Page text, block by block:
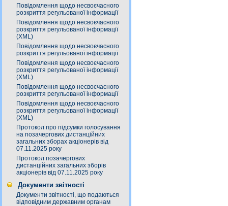
Повідомлення щодо несвоєчасного
розкриття регульованої інформації
Повідомлення щодо несвоєчасного
розкриття регульованої інформації
(XML)
Повідомлення щодо несвоєчасного
розкриття регульованої інформації
Повідомлення щодо несвоєчасного
розкриття регульованої інформації
(XML)
Повідомлення щодо несвоєчасного
розкриття регульованої інформації
Повідомлення щодо несвоєчасного
розкриття регульованої інформації
(XML)
Протокол про підсумки голосування
на позачергових дистанційних
загальних зборах акціонерів від
07.11.2025 року
Протокол позачергових
дистанційних загальних зборів
акціонерів від 07.11.2025 року
Документи звітності
Документи звітності, що подаються
відповідним державним органам